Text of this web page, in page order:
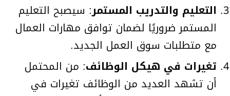
التعليم والتدريب المستمر: سيصبح التعليم
المستمر ضروريًا لضمان توافق مهارات العمال
مع متطلبات سوق العمل الجديد.
تغيرات في هيكل الوظائف: من المحتمل
أن تشهد العديد من الوظائف تغيرات في